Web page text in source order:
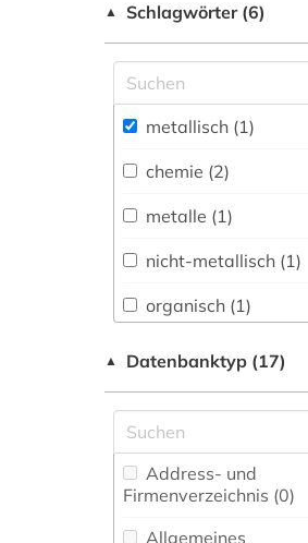
fachübergreifende
Allgemeine und
vergleichende Sprach-
und
Literaturwissenschaft.
Indogermanistik.
Außereuropäische
Sprachen und
Literaturen (0)
Anglistik.
Amerikanistik (0)
Vermessungswesen (0)
Biologie,
Biotechnologie (0)
Buch- und
▲ Schlagwörter (6)
metallisch (1)
chemie (2)
metalle (1)
nicht-metallisch (1)
organisch (1)
werkstoffe (3)
▲ Datenbanktyp (17)
Address- und
Firmenverzeichnis (0)
Allgemeines